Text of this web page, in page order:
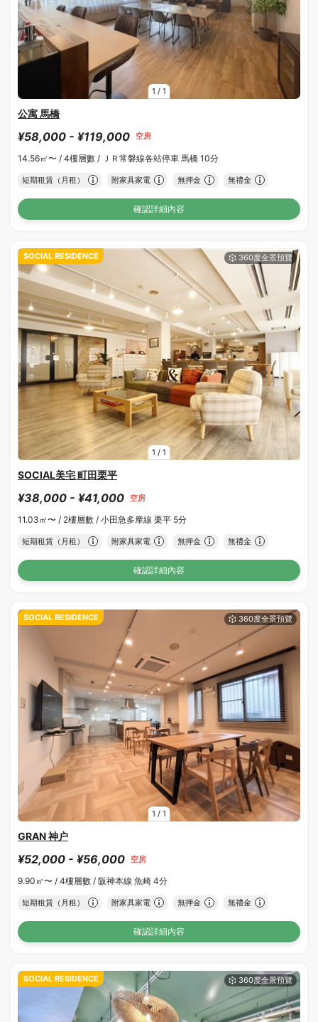
1 / 1
公寓 馬橋
¥58,000 - ¥119,000 空房
14.56㎡〜 / 4樓層數 / ＪＲ常磐線各站停車 馬橋 10分
短期租賃（月租） 附家具家電 無押金 無禮金
確認詳細內容
1 / 1
SOCIAL RESIDENCE
SOCIAL美宅 町田栗平
¥38,000 - ¥41,000 空房
11.03㎡〜 / 2樓層數 / 小田急多摩線 栗平 5分
短期租賃（月租） 附家具家電 無押金 無禮金
確認詳細內容
1 / 1
SOCIAL RESIDENCE
GRAN 神户
¥52,000 - ¥56,000 空房
9.90㎡〜 / 4樓層數 / 阪神本線 魚崎 4分
短期租賃（月租） 附家具家電 無押金 無禮金
確認詳細內容
SOCIAL RESIDENCE